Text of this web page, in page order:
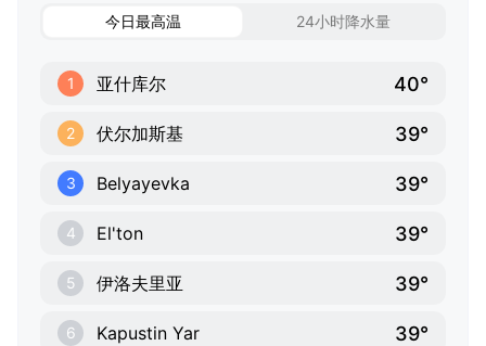
今日最高温 24小时降水量
1 亚什库尔 40°
2 伏尔加斯基 39°
3 Belyayevka 39°
4 El'ton 39°
5 伊洛夫里亚 39°
6 Kapustin Yar 39°